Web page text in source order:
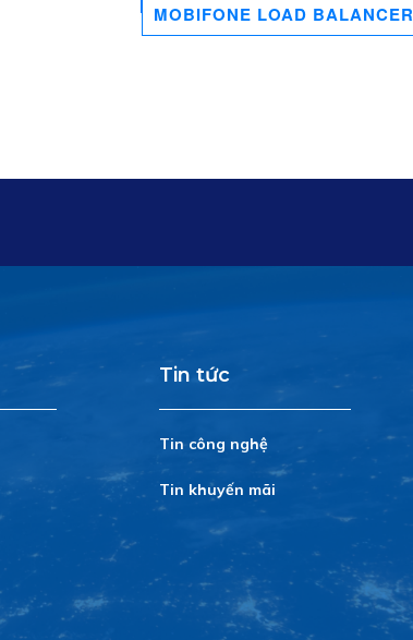
MOBIFONE LOAD BALANCER
Tin tức
Tin công nghệ
Tin khuyến mãi